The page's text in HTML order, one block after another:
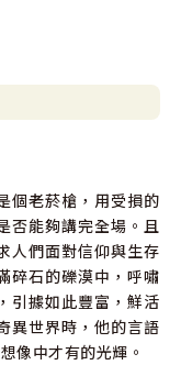
個老菸槍，用受損的
否能夠講完全場。且
人們面對信仰與生存
碎石的礫漠中，呼嘯
引據如此豐富，鮮活
異世界時，他的言語
像中才有的光輝。